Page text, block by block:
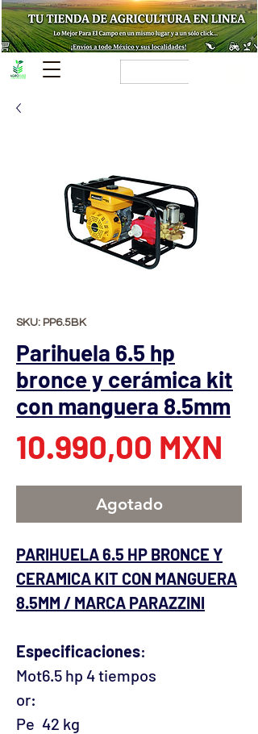
SKU: PP6.5BK
Parihuela 6.5 hp
bronce y cerámica kit
con manguera 8.5mm
10.990,00 MXN
Agotado
PARIHUELA 6.5 HP BRONCE Y
CERAMICA KIT CON MANGUERA
8.5MM / MARCA PARAZZINI
Especificaciones:
Mot
or:
6.5 hp 4 tiempos
Pe 42 kg